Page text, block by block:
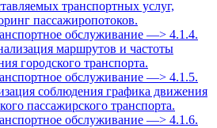
транспортных услуг,
пассажиропотоков.
обслуживание —> 4.1.4.
маршрутов и частоты
городского транспорта.
обслуживание —> 4.1.5.
соблюдения графика движения
пассажирского транспорта.
обслуживание —> 4.1.6.